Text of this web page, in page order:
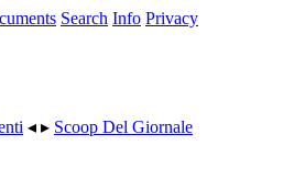
Search Info Privacy
◂ ▸ Scoop Del Giornale